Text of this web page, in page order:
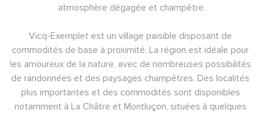
atmosphère dégagée et champêtre.
Vicq-Exemplet est un village paisible disposant de
commodités de base à proximité. La région est idéale pour
les amoureux de la nature, avec de nombreuses possibilités
de randonnées et des paysages champêtres. Des localités
plus importantes et des commodités sont disponibles
notamment à La Châtre et Montluçon, situées à quelques